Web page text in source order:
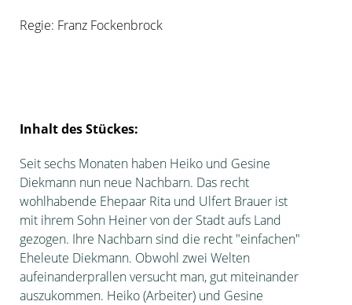
Regie: Franz Fockenbrock
Inhalt des Stückes:
Seit sechs Monaten haben Heiko und Gesine
Diekmann nun neue Nachbarn. Das recht
wohlhabende Ehepaar Rita und Ulfert Brauer ist
mit ihrem Sohn Heiner von der Stadt aufs Land
gezogen. Ihre Nachbarn sind die recht "einfachen"
Eheleute Diekmann. Obwohl zwei Welten
aufeinanderprallen versucht man, gut miteinander
auszukommen. Heiko (Arbeiter) und Gesine